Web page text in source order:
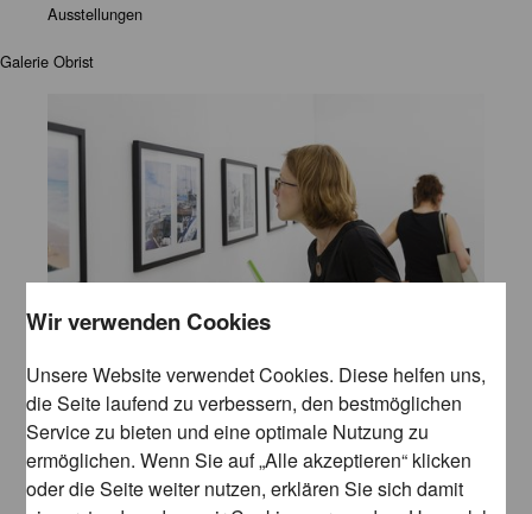
Ausstellungen
Galerie Obrist
Where Is My Mind?
Ausstellungen
Wir verwenden Cookies
Unsere Website verwendet Cookies. Diese helfen uns,
die Seite laufend zu verbessern, den bestmöglichen
Service zu bieten und eine optimale Nutzung zu
ermöglichen. Wenn Sie auf „Alle akzeptieren“ klicken
oder die Seite weiter nutzen, erklären Sie sich damit